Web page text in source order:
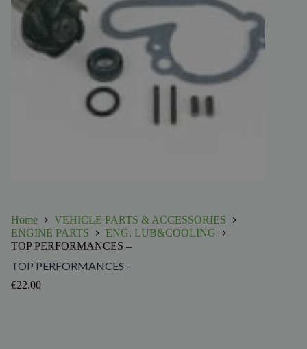
Home
VEHICLE PARTS & ACCESSORIES
ENGINE PARTS
ENG. LUB&COOLING
TOP PERFORMANCES –
TOP PERFORMANCES –
€22.00